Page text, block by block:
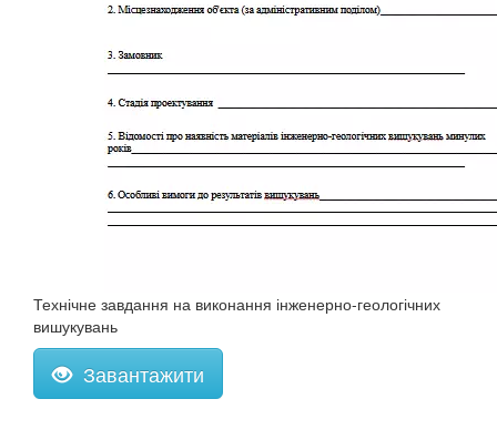
Технічне завдання на виконання інженерно-геологічних
вишукувань
Завантажити